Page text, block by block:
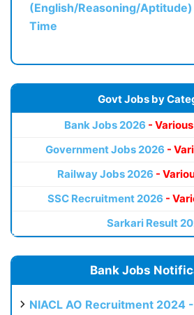
(English/Reasoning/
Time
Govt Jobs by
Bank Jobs 2026 -
Government Jobs 2026 -
Railway Jobs 2026 -
SSC Recruitment 2026 -
Sarkari Result
Bank Jobs
NIACL AO Recruitment 2024 -